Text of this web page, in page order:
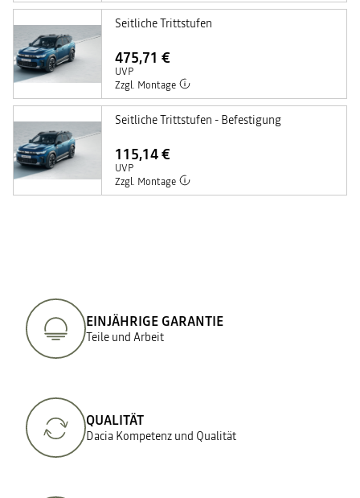
Seitliche Trittstufen
475,71 €
UVP
Zzgl. Montage
Seitliche Trittstufen - Befestigung
115,14 €
UVP
Zzgl. Montage
EINJÄHRIGE GARANTIE
Teile und Arbeit
QUALITÄT
Dacia Kompetenz und Qualität